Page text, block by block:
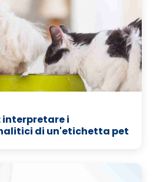
interpretare i
di un'etichetta pet